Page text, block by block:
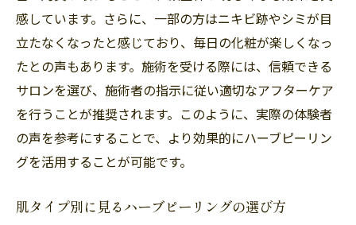
失敗しないサロン選びのポイント
定期的な施術で蓄積される美肌効果
施術を受ける際の注意点と心得
ハーブピーリングが福岡市南区大橋で提供する
美肌革命の未来
福岡市南区大橋での最新の美容トレンド
ハーブピーリングがもたらす美容産業への
将来の施術技術の進化と展望
感しています。さらに、一部の方はニキビ跡やシミが目
立たなくなったと感じており、毎日の化粧が楽しくなっ
たとの声もあります。施術を受ける際には、信頼できる
サロンを選び、施術者の指示に従い適切なアフターケア
を行うことが推奨されます。このように、実際の体験者
の声を参考にすることで、より効果的にハーブピーリン
グを活用することが可能です。
肌タイプ別に見るハーブピーリングの選び方